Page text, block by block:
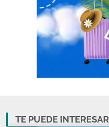
TE PUEDE INTERESAR